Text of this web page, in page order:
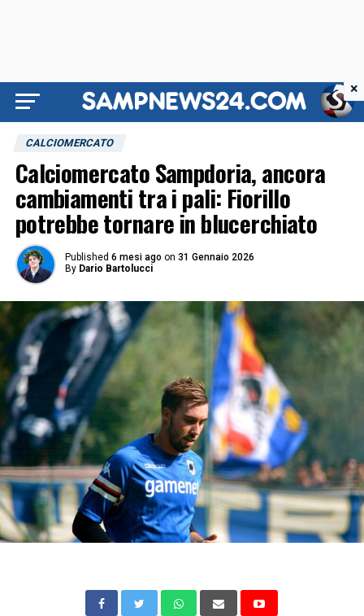
CALCIOMERCATO
Calciomercato Sampdoria, ancora
cambiamenti tra i pali: Fiorillo
potrebbe tornare in blucerchiato
Published 6 mesi ago on 31 Gennaio 2026
By Dario Bartolucci
×